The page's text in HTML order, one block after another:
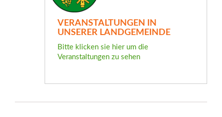
VERANSTALTUNGEN IN
UNSERER LANDGEMEINDE
Bitte klicken sie hier um die
Veranstaltungen zu sehen